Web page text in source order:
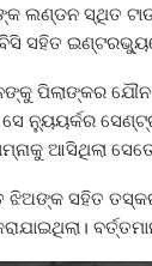
ଲଣ୍ଡନ ସ୍ଥିତ
ସହିତ
ପିଲାଙ୍କର ଯୌନ
ନ୍ୟୁୟର୍କର
ଆସିଥିଲା
ସହିତ